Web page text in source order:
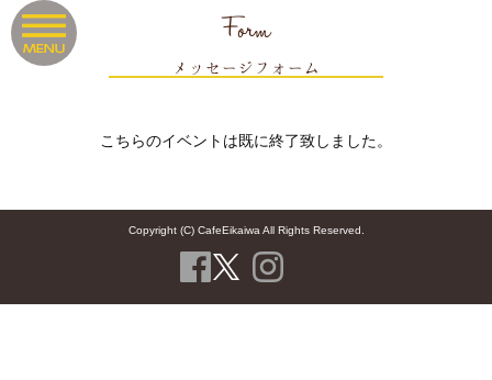
Form
メッセージフォーム
こちらのイベントは既に終了致しました。
Copyright (C) CafeEikaiwa All Rights Reserved.